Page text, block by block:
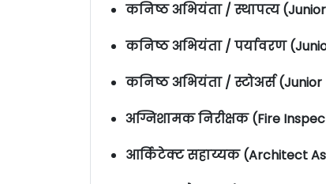
कनिष्ठ अभियंता / स्थापत्य
कनिष्ठ अभियंता / पर्यावरण
कनिष्ठ अभियंता / स्टोअर्स
अग्निशामक निरीक्षक (Fire
आर्किटेक्ट सहाय्यक (Architect